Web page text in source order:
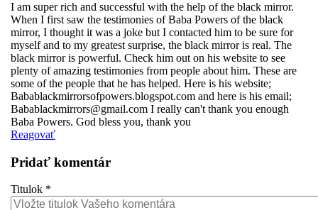
I am super rich and successful with the help of the black mirror.
When I first saw the testimonies of Baba Powers of the black
mirror, I thought it was a joke but I contacted him to be sure for
myself and to my greatest surprise, the black mirror is real. The
black mirror is powerful. Check him out on his website to see
plenty of amazing testimonies from people about him. These are
some of the people that he has helped. Here is his website;
Babablackmirrorsofpowers.blogspot.com and here is his email;
Babablackmirrors@gmail.com I really can't thank you enough
Baba Powers. God bless you, thank you
Reagovať
Pridať komentár
Titulok *